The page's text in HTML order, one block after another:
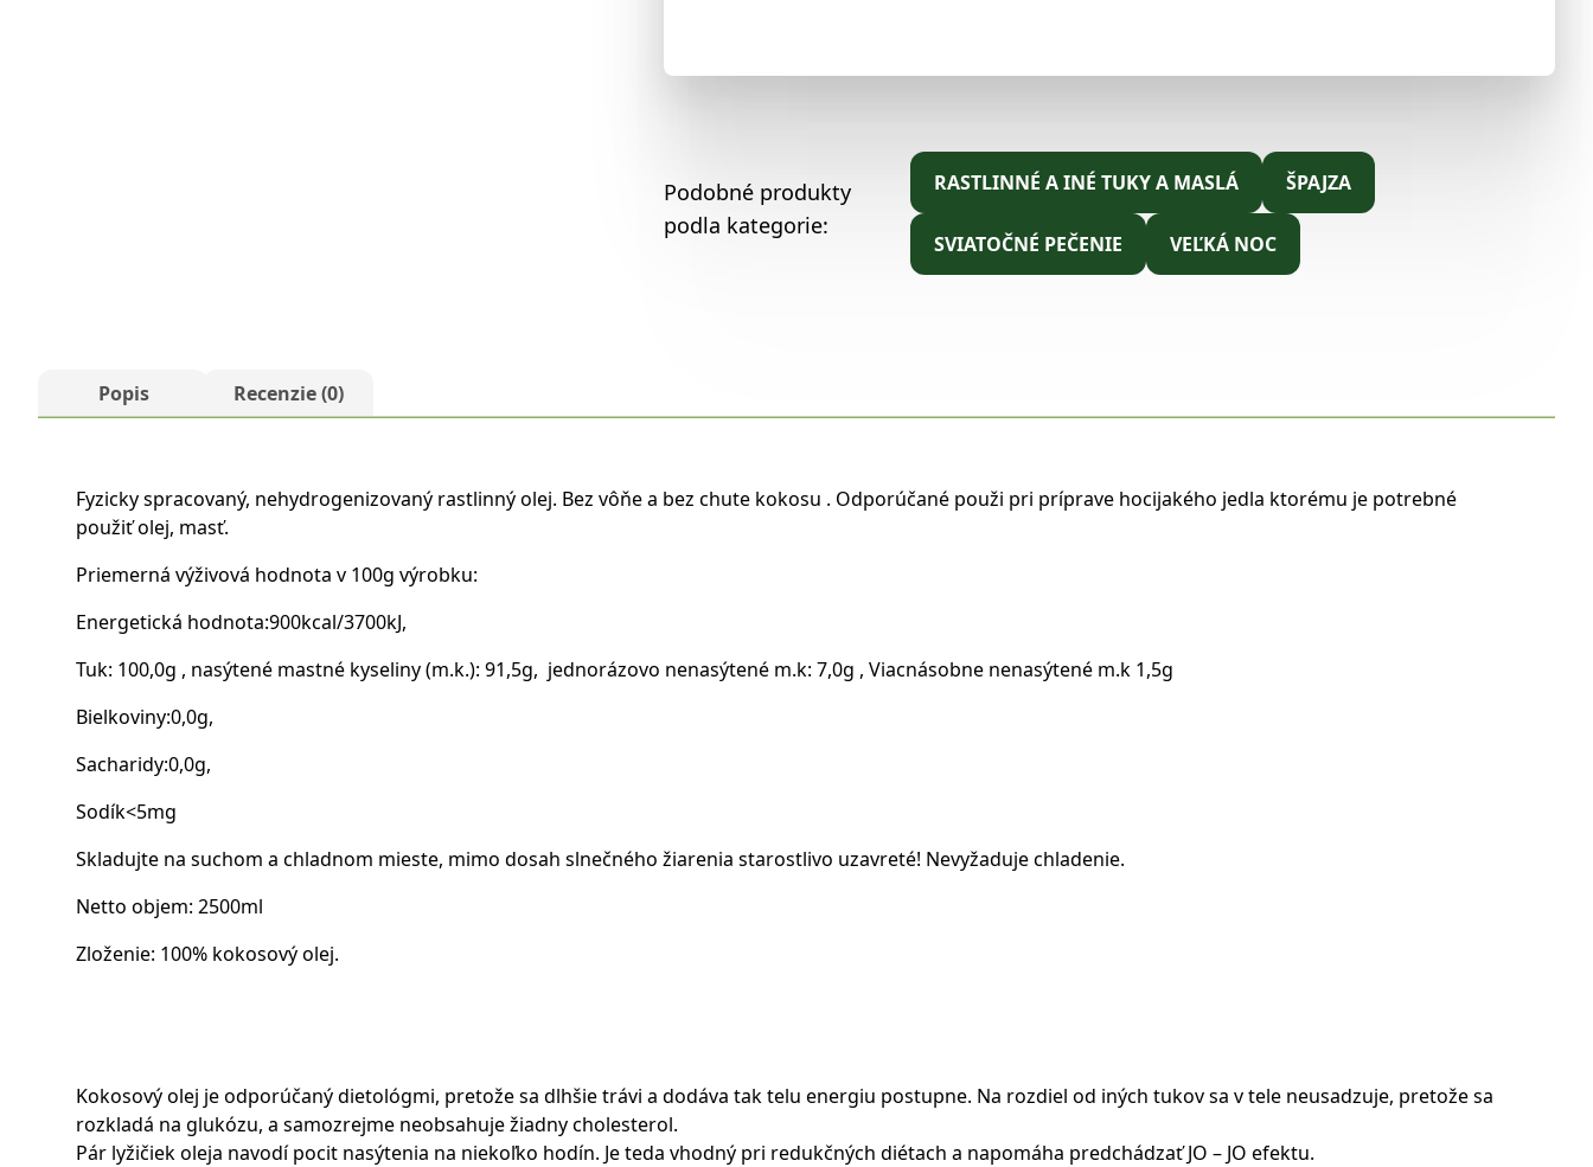
Podobné produkty
podla kategorie:
RASTLINNÉ A INÉ TUKY A MASLÁ ŠPAJZA
SVIATOČNÉ PEČENIE VEĽKÁ NOC
Popis Recenzie (0)
Fyzicky spracovaný, nehydrogenizovaný rastlinný olej. Bez vôňe a bez chute kokosu . Odporúčané použi pri príprave hocijakého jedla ktorému je potrebné
použiť olej, masť.
Priemerná výživová hodnota v 100g výrobku:
Energetická hodnota:900kcal/3700kJ,
Tuk: 100,0g , nasýtené mastné kyseliny (m.k.): 91,5g, jednorázovo nenasýtené m.k: 7,0g , Viacnásobne nenasýtené m.k 1,5g
Bielkoviny:0,0g,
Sacharidy:0,0g,
Sodík<5mg
Skladujte na suchom a chladnom mieste, mimo dosah slnečného žiarenia starostlivo uzavreté! Nevyžaduje chladenie.
Netto objem: 2500ml
Zloženie: 100% kokosový olej.
Kokosový olej je odporúčaný dietológmi, pretože sa dlhšie trávi a dodáva tak telu energiu postupne. Na rozdiel od iných tukov sa v tele neusadzuje, pretože sa
rozkladá na glukózu, a samozrejme neobsahuje žiadny cholesterol.
Pár lyžičiek oleja navodí pocit nasýtenia na niekoľko hodín. Je teda vhodný pri redukčných diétach a napomáha predchádzať JO – JO efektu.